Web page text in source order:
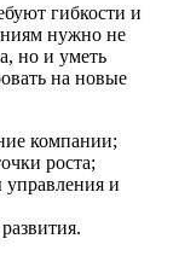
гибкости и
нужно не
но и уметь
на новые
компании;
роста;
и